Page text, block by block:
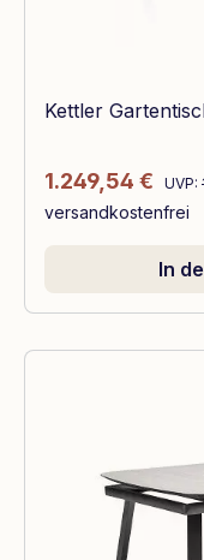
Kettler
Verkaufspreis:
1.249,54 € UVP:
versandkostenfrei
In